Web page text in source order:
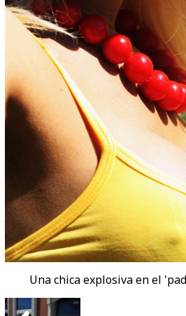
Una chica explosiva en el